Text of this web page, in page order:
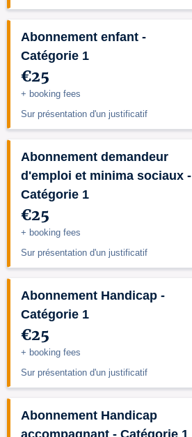
Abonnement enfant -
Catégorie 1
€25
+ booking fees
Sur présentation d'un justificatif
Abonnement demandeur
d'emploi et minima sociaux -
Catégorie 1
€25
+ booking fees
Sur présentation d'un justificatif
Abonnement Handicap -
Catégorie 1
€25
+ booking fees
Sur présentation d'un justificatif
Abonnement Handicap
accompagnant - Catégorie 1